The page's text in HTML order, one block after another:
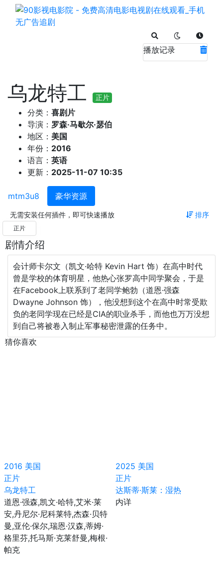
播放记录
乌龙特工 正片
分类： 喜剧片
导演： 罗森·马歇尔·瑟伯
地区： 美国
年份： 2016
语言： 英语
更新： 2025-11-07 10:35
mtm3u8 豪华资源
无需安装任何插件，即可快速播放 排序
正片
剧情介绍
会计师卡尔文（凯文·哈特 Kevin Hart 饰）在高中时代
曾是学校的体育明星，他热心张罗高中同学聚会，于是
在Facebook上联系到了老同学鲍勃（道恩·强森
Dwayne Johnson 饰），他没想到这个在高中时常受欺
负的老同学现在已经是CIA的职业杀手，而他也万万没想
到自己将被卷入制止军事秘密泄露的任务中。
猜你喜欢
2016 美国
正片
乌龙特工
道恩·强森,凯文·哈特,艾米·莱
安,丹尼尔·尼科莱特,杰森·贝特
曼,亚伦·保尔,瑞恩·汉森,蒂姆·
格里芬,托马斯·克莱舒曼,梅根·
帕克
2025 美国
正片
达斯蒂·斯莱：湿热
内详